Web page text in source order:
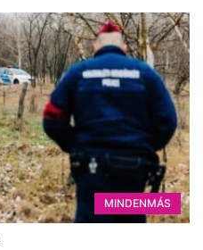
MINDENMÁS